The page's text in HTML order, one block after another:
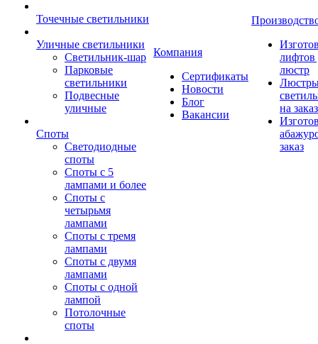
Точечные светильники
Уличные светильники
Светильник-шар
Парковые
светильники
Подвесные
уличные
Споты
Светодиодные
споты
Споты с 5
лампами и более
Споты с
четырьмя
лампами
Споты с тремя
лампами
Споты с двумя
лампами
Споты с одной
лампой
Потолочные
споты
Компания
Сертификаты
Новости
Блог
Вакансии
лифтов
люстр
на заказ
заказ